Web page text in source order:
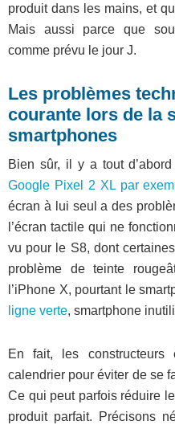
produit dans les mains, et
Mais aussi parce que
comme prévu le jour J.
Les problèmes
courante lors de la
smartphones
Bien sûr, il y a tout
Google Pixel 2 XL par
écran à lui seul a des
l’écran tactile qui ne
vu pour le S8, dont
problème de teinte
l’iPhone X, pourtant le
ligne verte, smartphone
En fait, les
calendrier pour éviter de se
Ce qui peut parfois réduire
produit parfait. Précisons